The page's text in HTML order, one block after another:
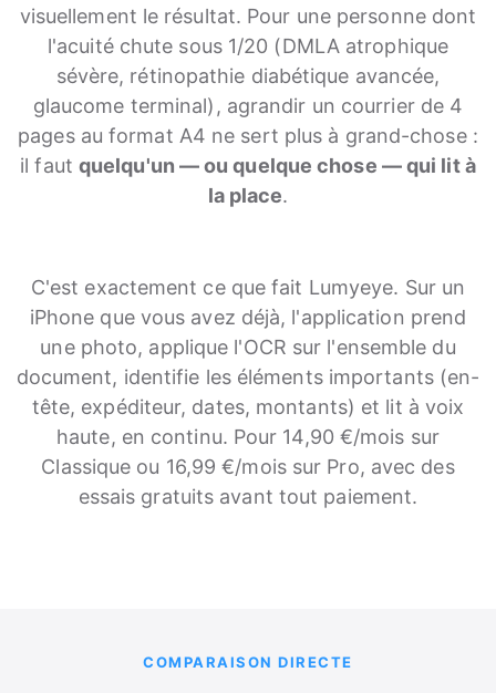
visuellement le résultat. Pour une personne dont
l'acuité chute sous 1/20 (DMLA atrophique
sévère, rétinopathie diabétique avancée,
glaucome terminal), agrandir un courrier de 4
pages au format A4 ne sert plus à grand-chose :
il faut quelqu'un — ou quelque chose — qui lit à
la place.
C'est exactement ce que fait Lumyeye. Sur un
iPhone que vous avez déjà, l'application prend
une photo, applique l'OCR sur l'ensemble du
document, identifie les éléments importants (en-
tête, expéditeur, dates, montants) et lit à voix
haute, en continu. Pour 14,90 €/mois sur
Classique ou 16,99 €/mois sur Pro, avec des
essais gratuits avant tout paiement.
COMPARAISON DIRECTE